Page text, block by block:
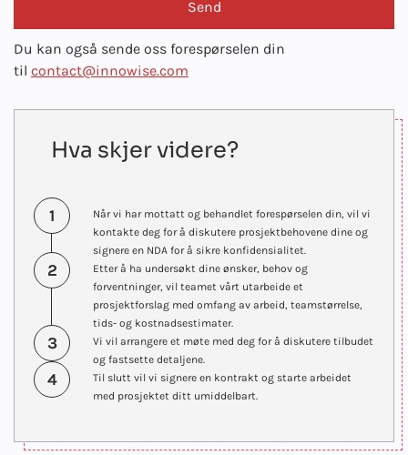
Du kan også sende oss forespørselen din
til contact@innowise.com
Hva skjer videre?
1
Når vi har mottatt og behandlet forespørselen din, vil vi
kontakte deg for å diskutere prosjektbehovene dine og
signere en NDA for å sikre konfidensialitet.
2
Etter å ha undersøkt dine ønsker, behov og
forventninger, vil teamet vårt utarbeide et
prosjektforslag med omfang av arbeid, teamstørrelse,
tids- og kostnadsestimater.
3
Vi vil arrangere et møte med deg for å diskutere tilbudet
og fastsette detaljene.
4
Til slutt vil vi signere en kontrakt og starte arbeidet
med prosjektet ditt umiddelbart.